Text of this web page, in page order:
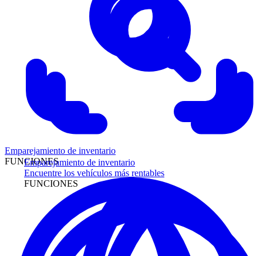
Emparejamiento de inventario
Encuentre los vehículos más rentables
FUNCIONES
Emparejamiento de inventario
FUNCIONES